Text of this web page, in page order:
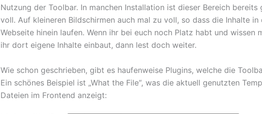
Nutzung der Toolbar. In manchen Installation ist dieser Bereich bereits
voll. Auf kleineren Bildschirmen auch mal zu voll, so dass die Inhalte in
Webseite hinein laufen. Wenn ihr bei euch noch Platz habt und wissen
ihr dort eigene Inhalte einbaut, dann lest doch weiter.
Wie schon geschrieben, gibt es haufenweise Plugins, welche die
Ein schönes Beispiel ist „What the File“, was die aktuell genutzten
Dateien im Frontend anzeigt: